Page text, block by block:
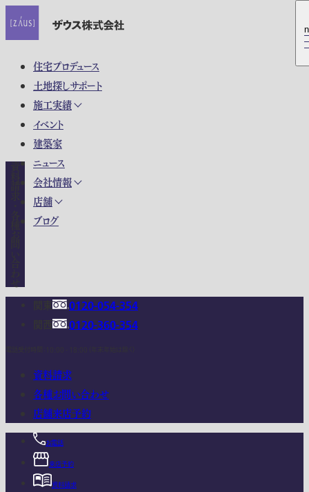
住宅プロデュース
土地探しサポート
施工実績
イベント
建築家
ニュース
会社情報
店舗
ブログ
0120-054-354
0120-360-354
資料請求
各種お問い合わせ
店舗来店予約
お電話
来店予約
資料請求